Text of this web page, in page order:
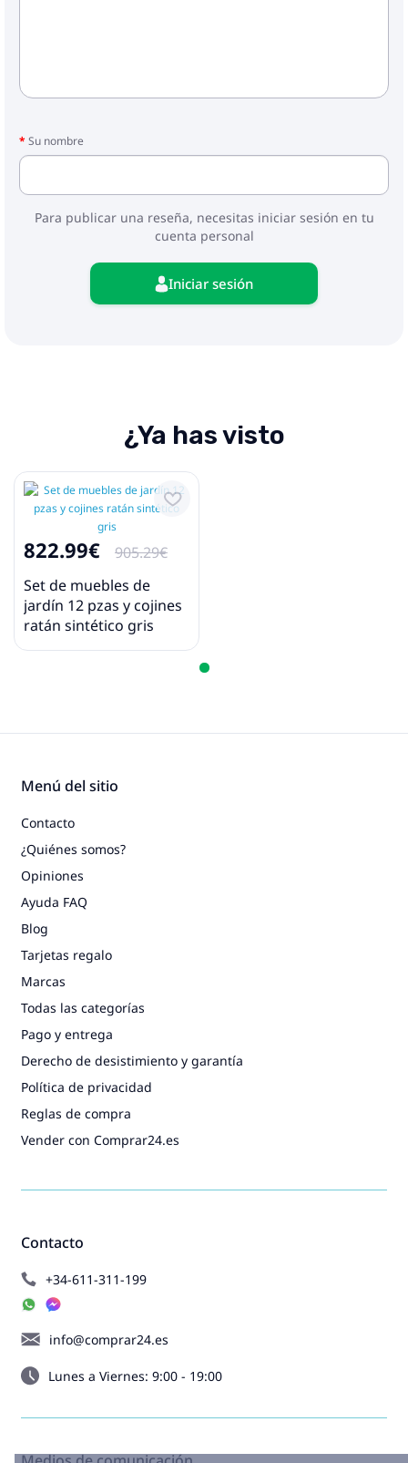
Su nombre
Para publicar una reseña, necesitas iniciar sesión en tu
cuenta personal
Iniciar sesión
¿Ya has visto
822.99€
905.29€
Set de muebles de
jardín 12 pzas y cojines
ratán sintético gris
Contacto
+34-611-311-199
info@comprar24.es
Lunes a Viernes: 9:00 - 19:00
Menú del sitio
Contacto
¿Quiénes somos?
Opiniones
Ayuda FAQ
Blog
Tarjetas regalo
Marcas
Todas las categorías
Pago y entrega
Derecho de desistimiento y garantía
Política de privacidad
Reglas de compra
Vender con Comprar24.es